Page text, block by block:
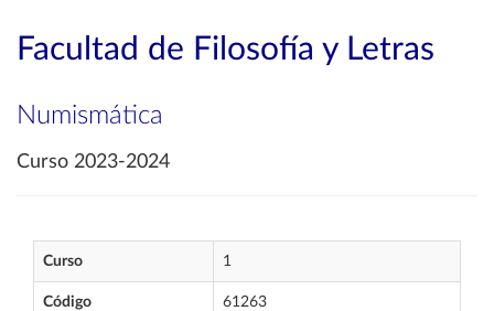
Facultad de Filosofía y Letras
Numismática
Curso 2023-2024
Curso 1
Código 61263